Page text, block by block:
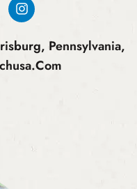
Pennsylvania,